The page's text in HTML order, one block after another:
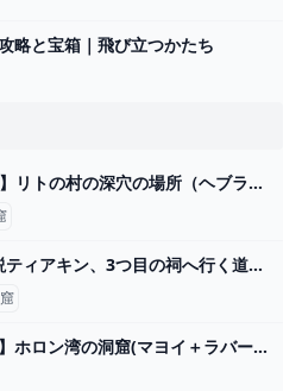
略と宝箱｜飛び立つかたち
【ティアキン】リトの村の深穴の場所（ヘブラ廃鉱に繋がる深穴の行き方）【ゼルダの伝説ティアーズオブザキングダム】
ゼルダの伝説ティアキン、3つ目の祠へ行く道中で立ち往生しております。 -... - Yahoo!知恵袋
【ゼルダの伝説ティアキン】ホロン湾の洞窟(マヨイ＋ラバータイツ） - YouTube